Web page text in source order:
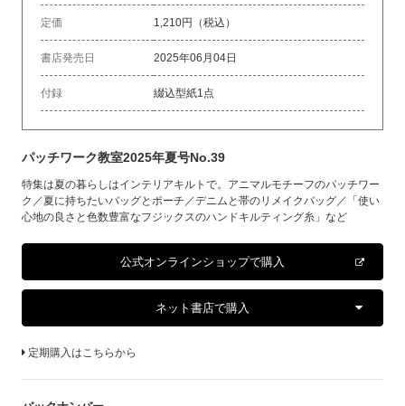
定価 1,210円（税込）
書店発売日 2025年06月04日
付録 綴込型紙1点
パッチワーク教室2025年夏号No.39
特集は夏の暮らしはインテリアキルトで。アニマルモチーフのパッチワー
ク／夏に持ちたいバッグとポーチ／デニムと帯のリメイクバッグ／「使い
心地の良さと色数豊富なフジックスのハンドキルティング糸」など
公式オンラインショップで購入
ネット書店で購入
定期購入はこちらから